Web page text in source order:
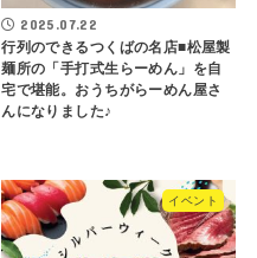
2025.07.22
行列のできるつくばの名店■松屋製
麺所の「手打式生らーめん」を自
宅で堪能。おうちがらーめん屋さ
んになりました♪
イベント